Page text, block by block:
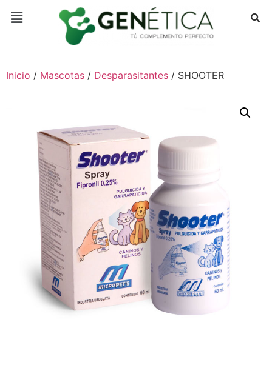
Inicio / Mascotas / Desparasitantes / SHOOTER